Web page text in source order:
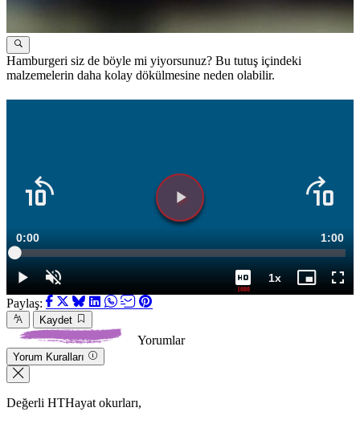
Hamburgeri siz de böyle mi yiyorsunuz? Bu tutuş içindeki
malzemelerin daha kolay dökülmesine neden olabilir.
DuraklatSesi
Aç
Süre
0:00 Toplam
Süre
1:00
1080
Yüklendi:
1xOynatma
Hızı
Mini
oynatıcı
Tam
Paylaş:
Kaydet
Yorumlar
Yorum Kuralları
Değerli HTHayat okurları,